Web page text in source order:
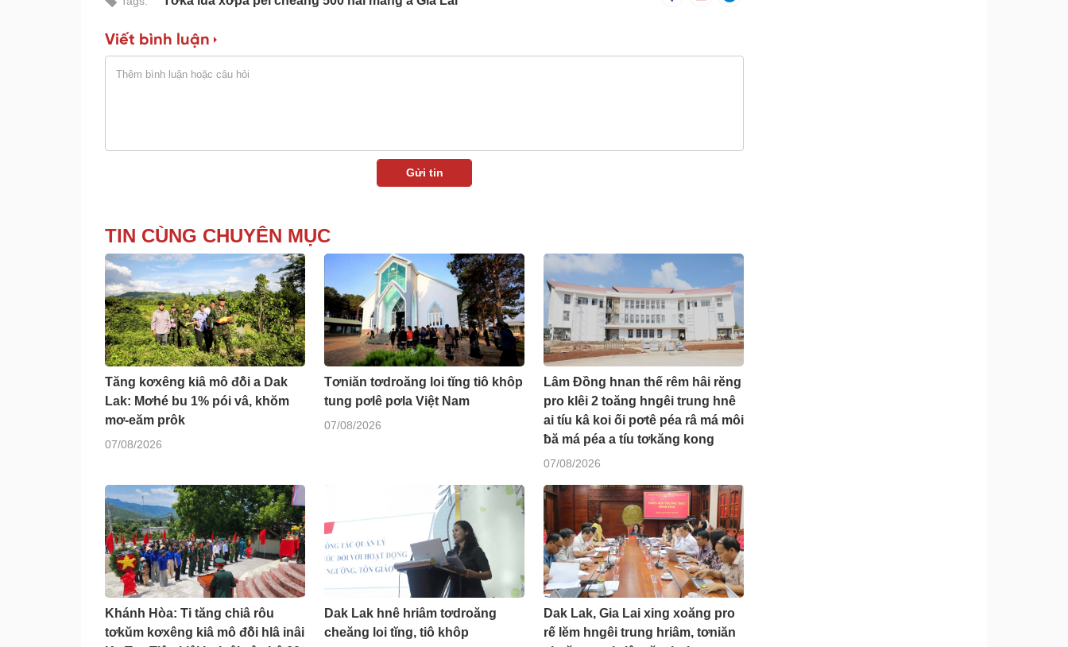
Viết bình luận
TIN CÙNG CHUYÊN MỤC
Tăng kơxêng kiâ mô đô̆i a Dak
Lak: Mơhé bu 1% pói vâ, khŏm
mơ-eăm prôk
07/08/2026
Tơniăn tơdroăng loi tĭng tiô khôp
tung pơlê pơla Việt Nam
07/08/2026
Lâm Đồng hnan thế rêm hâi rĕng
pro klêi 2 toăng hngêi trung hnê
ai tíu kâ koi ối pơtê péa râ má môi
ƀă má péa a tíu tơkăng kong
07/08/2026
Khánh Hòa: Ti tăng chiâ rôu
tơkŭm kơxêng kiâ mô đô̆i hlâ inâi
Dak Lak hnê hriâm tơdroăng
cheăng loi tĭng, tiô khôp
Dak Lak, Gia Lai xing xoăng pro
rế lĕm hngêi trung hriâm, tơniăn